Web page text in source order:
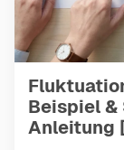
Beispiel
Anleitung